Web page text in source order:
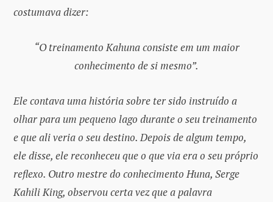
costumava dizer:
“O treinamento Kahuna consiste em um maior
conhecimento de si mesmo”.
Ele contava uma história sobre ter sido instruído a
olhar para um pequeno lago durante o seu treinamento
e que ali veria o seu destino. Depois de algum tempo,
ele disse, ele reconheceu que o que via era o seu próprio
reflexo. Outro mestre do conhecimento Huna, Serge
Kahili King, observou certa vez que a palavra